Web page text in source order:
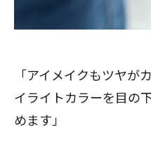
「アイメイクもツヤが
イライトカラーを目の
めます」